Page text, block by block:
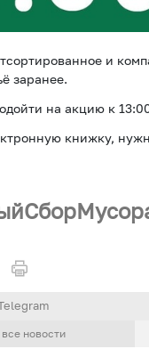
и
заранее.
на акцию к
книжку,